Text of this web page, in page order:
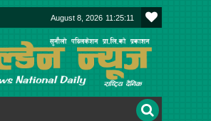
August 8, 2026 11:25:11